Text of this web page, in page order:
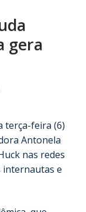
gera
terça-feira (6)
Antonela
nas redes
internautas e